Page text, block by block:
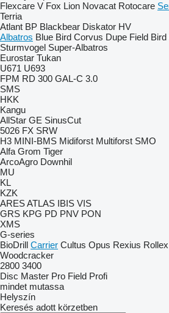
Flexcare V Fox Lion Novacat Rotocare
Terria
Atlant BP Blackbear Diskator HV
Albatros Blue Bird Corvus Dupe Field Bird
Sturmvogel Super-Albatros
Eurostar Tukan
U671 U693
FPM RD 300 GAL-C 3.0
SMS
HKK
Kangu
AllStar GE SinusCut
5026 FX SRW
H3 MINI-BMS Midiforst Multiforst SMO
Alfa Grom Tiger
ArcoAgro Downhil
MU
KL
KZK
ARESATLAS IBIS VIS
GRS KPG PD PNV PON
XMS
G-series
BioDrill Carrier Cultus Opus Rexius Rollex
Woodcracker
2800 3400
Disc Master Pro Field Profi
mindet mutassa
Helyszín
Keresés adott körzetben